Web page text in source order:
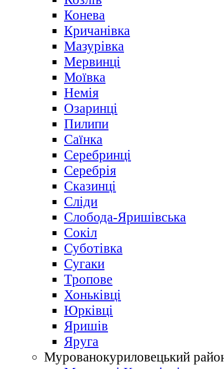
Конева
Кричанівка
Мазурівка
Мервинці
Моївка
Немія
Озаринці
Пилипи
Саїнка
Серебринці
Серебрія
Сказинці
Сліди
Слобода-Яришівська
Сокіл
Суботівка
Сугаки
Тропове
Хоньківці
Юрківці
Яришів
Яруга
Мурованокуриловецький